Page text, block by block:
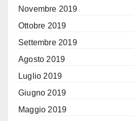
Novembre 2019
Ottobre 2019
Settembre 2019
Agosto 2019
Luglio 2019
Giugno 2019
Maggio 2019